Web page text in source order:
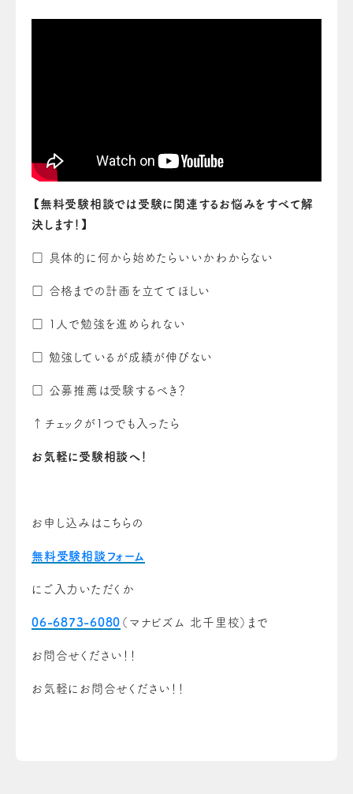
【無料受験相談では受験に関連するお悩みをすべて解
決します！】
□ 具体的に何から始めたらいいかわからない
□ 合格までの計画を立ててほしい
□ 1人で勉強を進められない
□ 勉強しているが成績が伸びない
□ 公募推薦は受験するべき？
↑チェックが1つでも入ったら
お気軽に受験相談へ！
お申し込みはこちらの
無料受験相談フォーム
にご入力いただくか
06-6873-6080 （マナビズム 北千里校）まで
お問合せください！！
お気軽にお問合せください！！